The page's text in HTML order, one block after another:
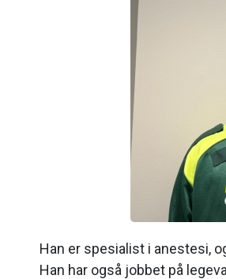
Han er spesialist i anestesi,
Han har også jobbet på